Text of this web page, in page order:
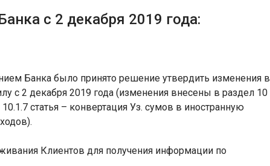
с 2 декабря 2019 года:
Банка было принято решение утвердить изменения в
с 2 декабря 2019 года (изменения внесены в раздел 10
статья – конвертация Уз. сумов в иностранную
Клиентов для получения информации по